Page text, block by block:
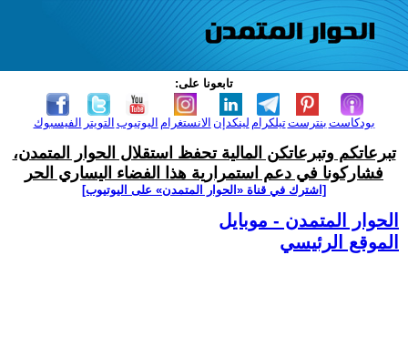
تابعونا على:
الفيسبوك التويتر اليوتيوب الانستغرام لينكدإن تيلكرامبنترست بودكاست
تبرعاتكم وتبرعاتكن المالية تحفظ استقلال الحوار المتمدن،
فشاركونا في دعم استمرارية هذا الفضاء اليساري الحر
[اشترك في قناة ‫«الحوار المتمدن» على اليوتيوب]
الحوار المتمدن - موبايل
الموقع الرئيسي